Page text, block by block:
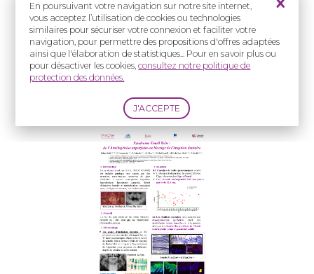
En poursuivant votre navigation sur notre site internet,
vous acceptez l’utilisation de cookies ou technologies
similaires pour sécuriser votre connexion et faciliter votre
navigation, pour permettre des propositions d'offres adaptées
ainsi que l'élaboration de statistiques... Pour en savoir plus ou
pour désactiver les cookies,consultez notre politique de
protection des données.
Les posters en
détails
Les infos
Recherche
Les prochains